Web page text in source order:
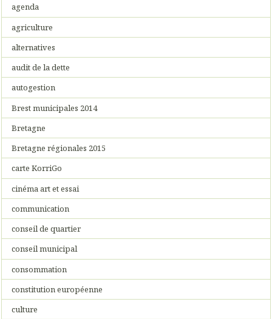
agenda
agriculture
alternatives
audit de la dette
autogestion
Brest municipales 2014
Bretagne
Bretagne régionales 2015
carte KorriGo
cinéma art et essai
communication
conseil de quartier
conseil municipal
consommation
constitution européenne
culture